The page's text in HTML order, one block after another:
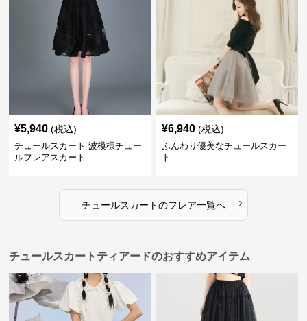
¥5,940 (税込)
チュールスカート 波模様チュー
ルフレアスカート
¥6,940 (税込)
ふんわり優美なチュールスカー
ト
チュールスカートのフレア一覧へ ›
チュールスカートティアードのおすすめアイテム